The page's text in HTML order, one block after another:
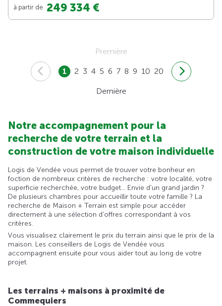
à partir de 249 334 €
Première
1 2 3 4 5 6 7 8 9 10 20
Dernière
Notre accompagnement pour la
recherche de votre terrain et la
construction de votre maison individuelle
Logis de Vendée vous permet de trouver votre bonheur en
foction de nombreux critères de recherche : votre localité, votre
superficie recherchée, votre budget... Envie d'un grand jardin ?
De plusieurs chambres pour accueillir toute votre famille ? La
recherche de Maison + Terrain est simple pour accéder
directement à une sélection d'offres correspondant à vos
critères.
Vous visualisez clairement le prix du terrain ainsi que le prix de la
maison. Les conseillers de Logis de Vendée vous
accompagnent ensuite pour vous aider tout au long de votre
projet.
Les terrains + maisons à proximité de
Commequiers